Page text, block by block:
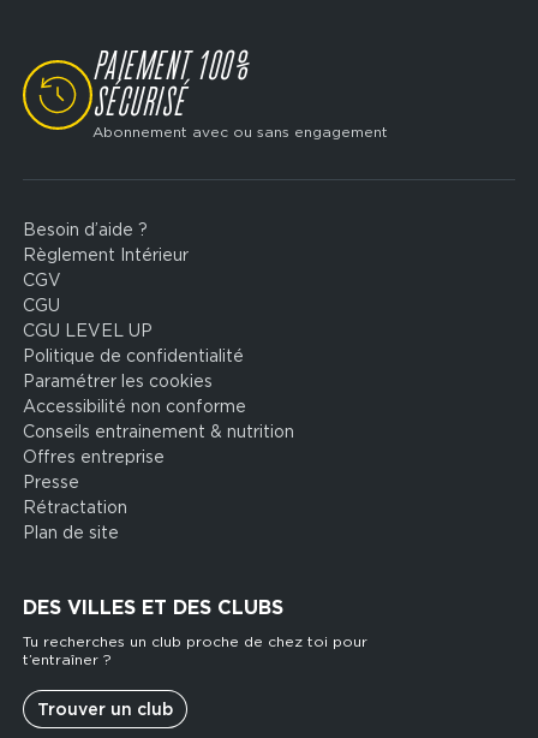
SVG
PAIEMENT 100%
SÉCURISÉ
Abonnement avec ou sans engagement
Footer
legal
Besoin d’aide ?
Règlement Intérieur
CGV
CGU
CGU LEVEL UP
Politique de confidentialité
Paramétrer les cookies
Accessibilité non conforme
Conseils entrainement & nutrition
Offres entreprise
Presse
Rétractation
Plan de site
DES VILLES ET DES CLUBS
Tu recherches un club proche de chez toi pour
t’entraîner ?
Trouver un club